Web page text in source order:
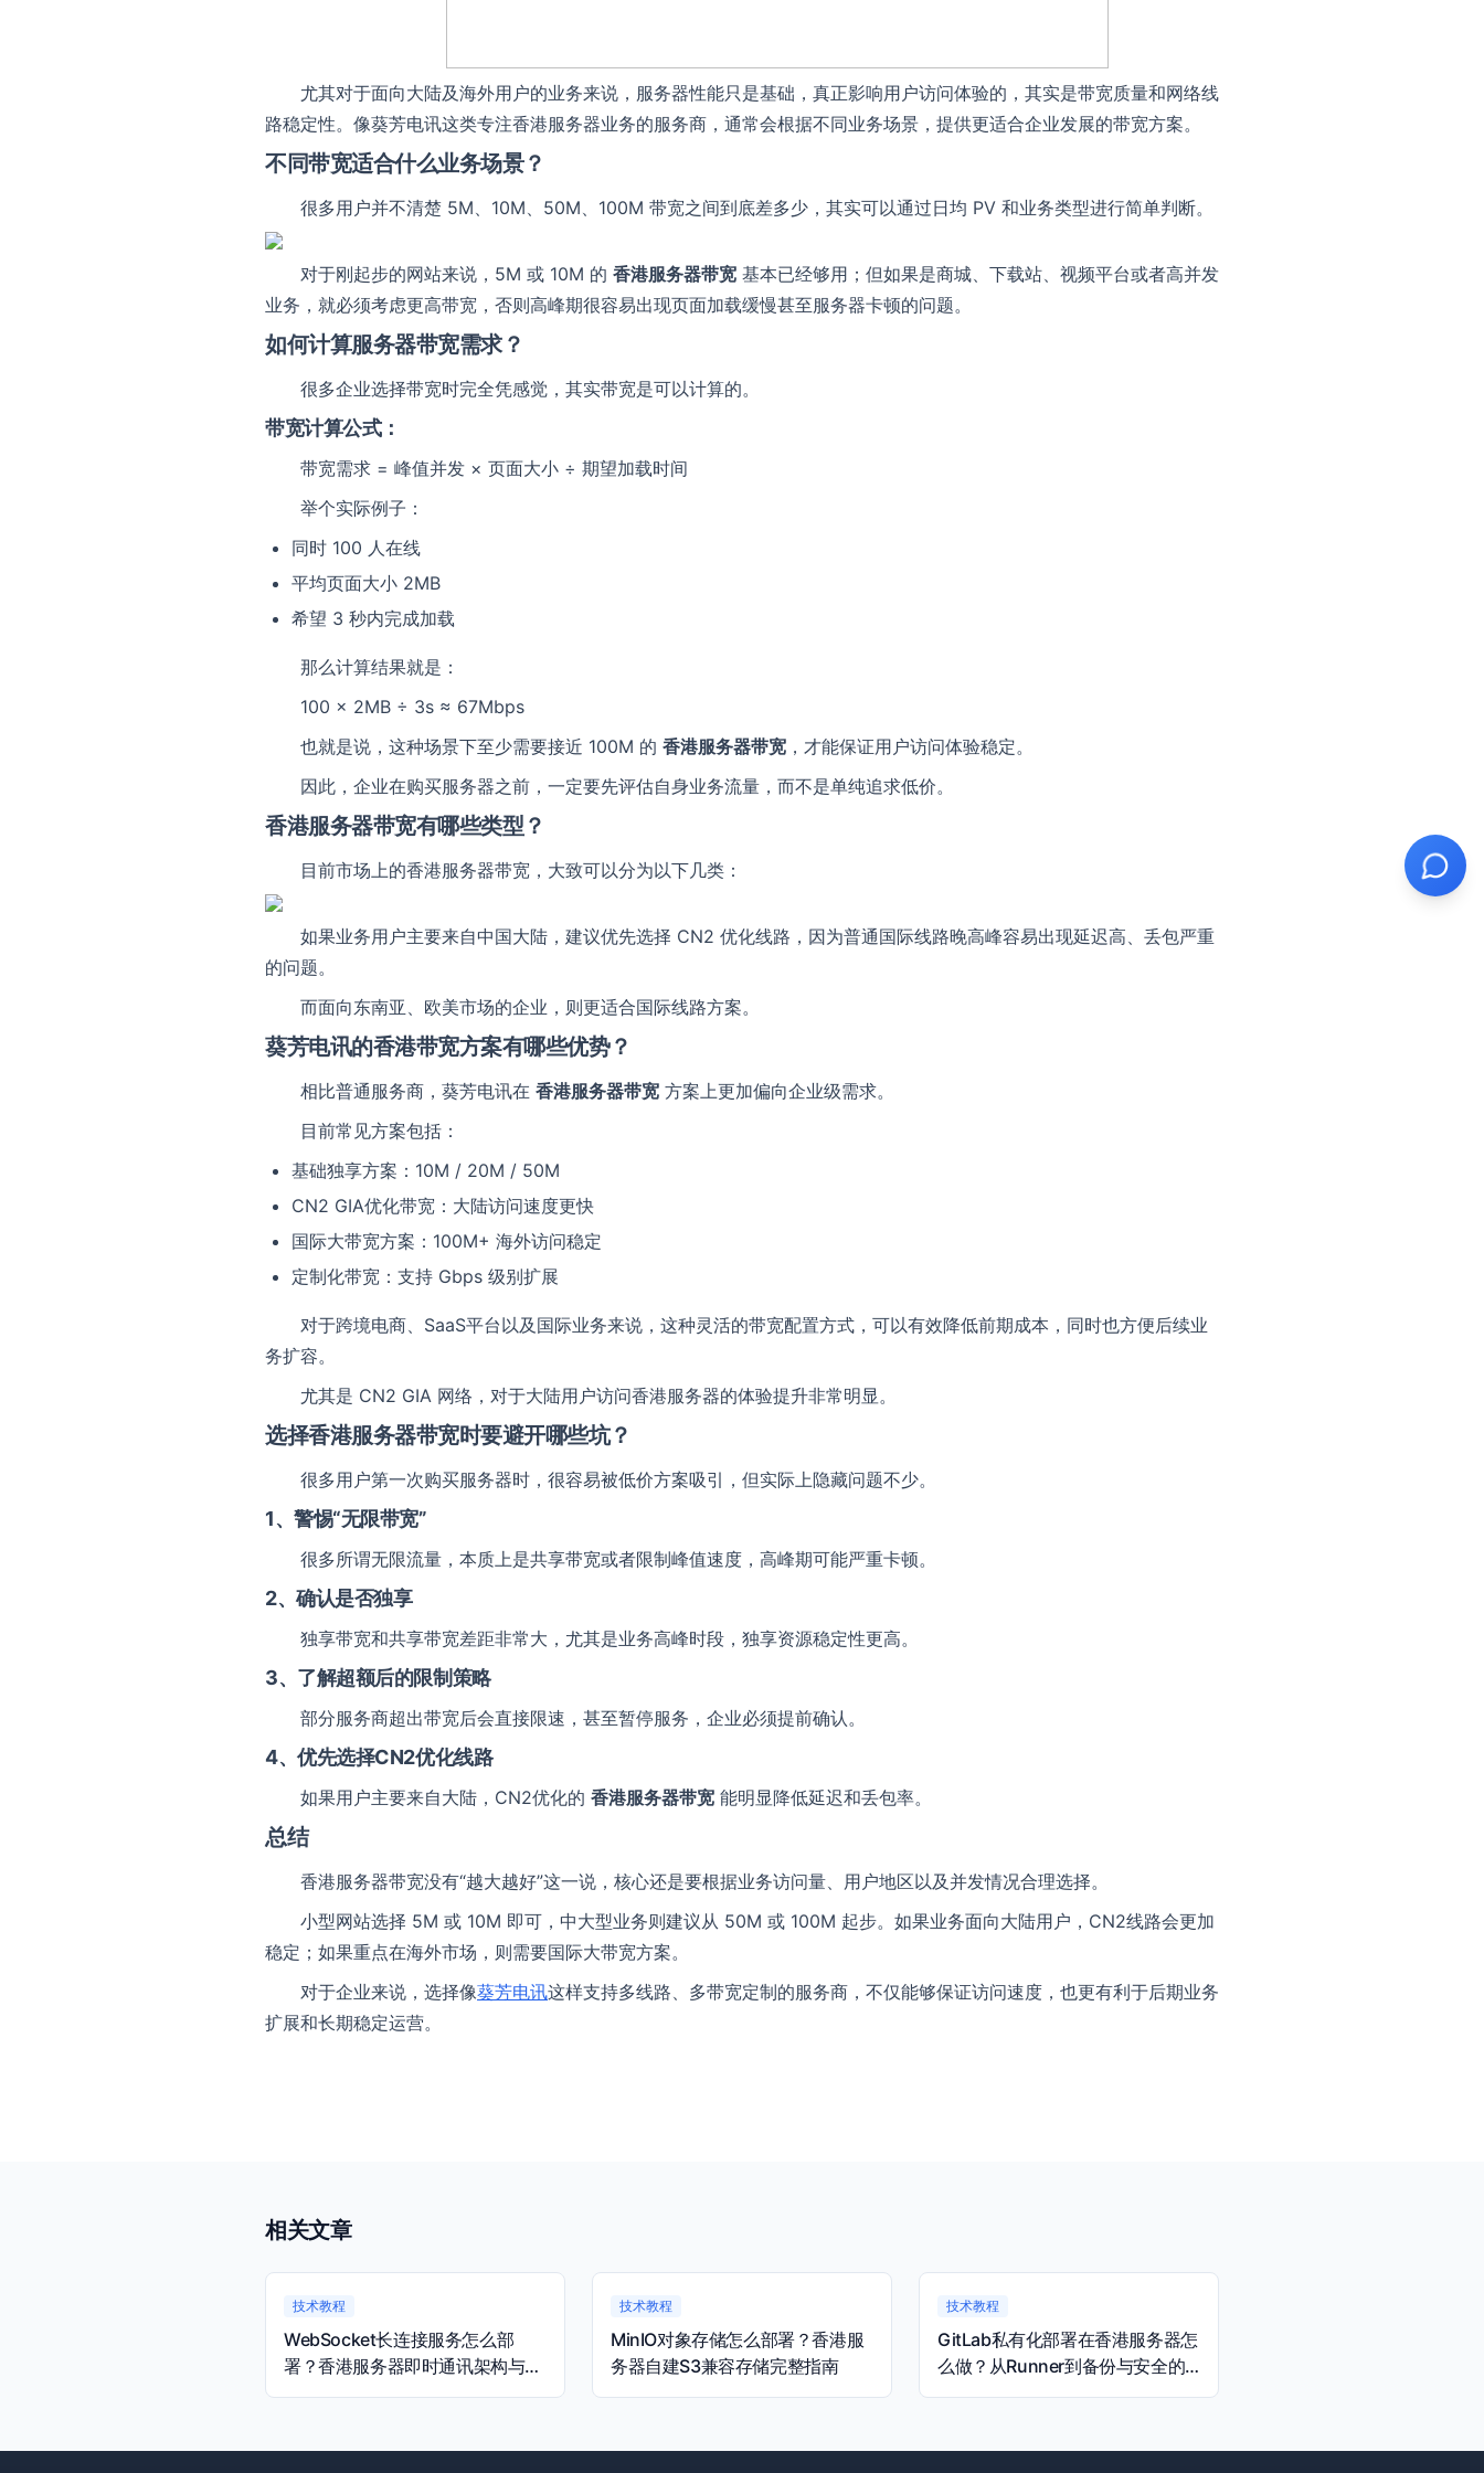
尤其对于面向大陆及海外用户的业务来说，服务器性能只是基础，真正影响用户访问体验的，其实是带宽质量和网络线
路稳定性。像葵芳电讯这类专注香港服务器业务的服务商，通常会根据不同业务场景，提供更适合企业发展的带宽方案。
不同带宽适合什么业务场景？
很多用户并不清楚 5M、10M、50M、100M 带宽之间到底差多少，其实可以通过日均 PV 和业务类型进行简单判断。
对于刚起步的网站来说，5M 或 10M 的 香港服务器带宽 基本已经够用；但如果是商城、下载站、视频平台或者高并发
业务，就必须考虑更高带宽，否则高峰期很容易出现页面加载缓慢甚至服务器卡顿的问题。
如何计算服务器带宽需求？
很多企业选择带宽时完全凭感觉，其实带宽是可以计算的。
带宽计算公式：
带宽需求 = 峰值并发 × 页面大小 ÷ 期望加载时间
举个实际例子：
同时 100 人在线
平均页面大小 2MB
希望 3 秒内完成加载
那么计算结果就是：
100 × 2MB ÷ 3s ≈ 67Mbps
也就是说，这种场景下至少需要接近 100M 的 香港服务器带宽 ，才能保证用户访问体验稳定。
因此，企业在购买服务器之前，一定要先评估自身业务流量，而不是单纯追求低价。
香港服务器带宽有哪些类型？
目前市场上的香港服务器带宽，大致可以分为以下几类：
如果业务用户主要来自中国大陆，建议优先选择 CN2 优化线路，因为普通国际线路晚高峰容易出现延迟高、丢包严重
的问题。
而面向东南亚、欧美市场的企业，则更适合国际线路方案。
葵芳电讯的香港带宽方案有哪些优势？
相比普通服务商，葵芳电讯在 香港服务器带宽 方案上更加偏向企业级需求。
目前常见方案包括：
基础独享方案：10M / 20M / 50M
CN2 GIA优化带宽：大陆访问速度更快
国际大带宽方案：100M+ 海外访问稳定
定制化带宽：支持 Gbps 级别扩展
对于跨境电商、SaaS平台以及国际业务来说，这种灵活的带宽配置方式，可以有效降低前期成本，同时也方便后续业
务扩容。
尤其是 CN2 GIA 网络，对于大陆用户访问香港服务器的体验提升非常明显。
选择香港服务器带宽时要避开哪些坑？
很多用户第一次购买服务器时，很容易被低价方案吸引，但实际上隐藏问题不少。
1、警惕“无限带宽”
很多所谓无限流量，本质上是共享带宽或者限制峰值速度，高峰期可能严重卡顿。
2、确认是否独享
独享带宽和共享带宽差距非常大，尤其是业务高峰时段，独享资源稳定性更高。
3、了解超额后的限制策略
部分服务商超出带宽后会直接限速，甚至暂停服务，企业必须提前确认。
4、优先选择CN2优化线路
如果用户主要来自大陆，CN2优化的 香港服务器带宽 能明显降低延迟和丢包率。
总结
香港服务器带宽没有“越大越好”这一说，核心还是要根据业务访问量、用户地区以及并发情况合理选择。
小型网站选择 5M 或 10M 即可，中大型业务则建议从 50M 或 100M 起步。如果业务面向大陆用户，CN2线路会更加
稳定；如果重点在海外市场，则需要国际大带宽方案。
对于企业来说，选择像葵芳电讯这样支持多线路、多带宽定制的服务商，不仅能够保证访问速度，也更有利于后期业务
扩展和长期稳定运营。
相关文章
技术教程
WebSocket长连接服务怎么部
署？香港服务器即时通讯架构与容
量规划指南
技术教程
MinIO对象存储怎么部署？香港服
务器自建S3兼容存储完整指南
技术教程
GitLab私有化部署在香港服务器怎
么做？从Runner到备份与安全的
完整指南
联系我们